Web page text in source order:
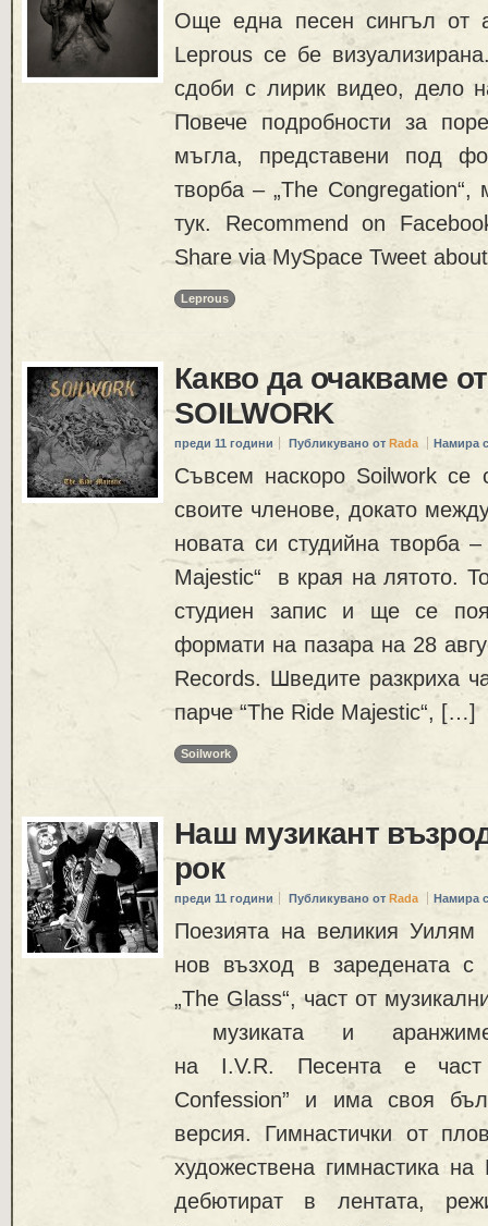
Още една песен сингъл от
Leprous се бе
сдоби с лирик видео, дело
Повече подробности за
мъгла, представени под
творба – „The Congregation“,
тук. Recommend on
Share via MySpace Tweet
Leprous
Какво да очакваме
SOILWORK
преди 11 години Публикувано от Rada Намира
Съвсем наскоро Soilwork се
своите членове, докато
новата си студийна творба
Majestic“ в края на лятото.
студиен запис и ще се
формати на пазара на 28
Records. Шведите разкриха
парче “The Ride Majestic“, […]
Soilwork
Наш музикант
рок
преди 11 години Публикувано от Rada Намира
Поезията на великия Уилям
нов възход в заредената с
„The Glass“, част от
музиката и
на I.V.R. Песента е
Confession” и има своя
версия. Гимнастички от
художествена гимнастика
дебютират в лентата,